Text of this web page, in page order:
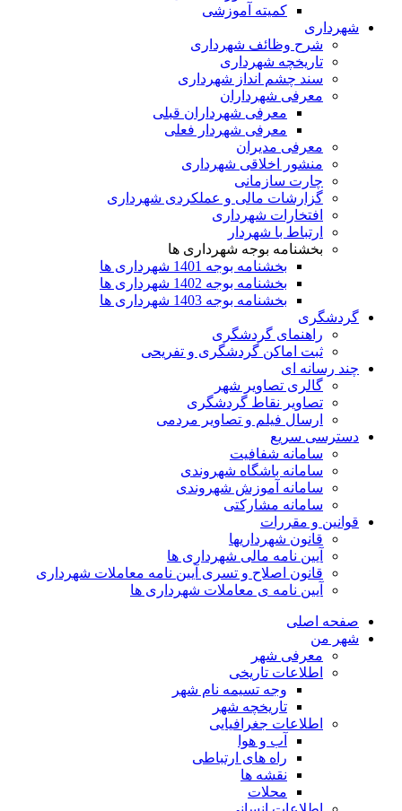
کمیته آموزشی
شهرداری
شرح وظائف شهرداری
تاریخچه شهرداری
سند چشم انداز شهرداری
معرفی شهرداران
معرفی شهرداران قبلی
معرفی شهردار فعلی
معرفی مدیران
منشور اخلاقی شهرداری
چارت سازمانی
گزارشات مالی و عملکردی شهرداری
افتخارات شهرداری
ارتباط با شهردار
بخشنامه بوجه شهرداری ها
بخشنامه بوجه 1401 شهرداری ها
بخشنامه بوجه 1402 شهرداری ها
بخشنامه بوجه 1403 شهرداری ها
گردشگری
راهنمای گردشگری
ثبت اماکن گردشگری و تفریحی
چند رسانه ای
گالری تصاویر شهر
تصاویر نقاط گردشگری
ارسال فیلم و تصاویر مردمی
دسترسی سریع
سامانه شفافیت
سامانه باشگاه شهروندی
سامانه آموزش شهروندی
سامانه مشارکتی
قوانین و مقررات
قانون شهرداریها
آیین نامه مالی شهرداری ها
قانون اصلاح و تسری آیین نامه معاملات شهرداری
آیین نامه ی معاملات شهرداری ها
صفحه اصلی
شهر من
معرفی شهر
اطلاعات تاریخی
وجه تسیمه نام شهر
تاریخچه شهر
اطلاعات جغرافیایی
آب و هوا
راه های ارتباطی
نقشه ها
محلات